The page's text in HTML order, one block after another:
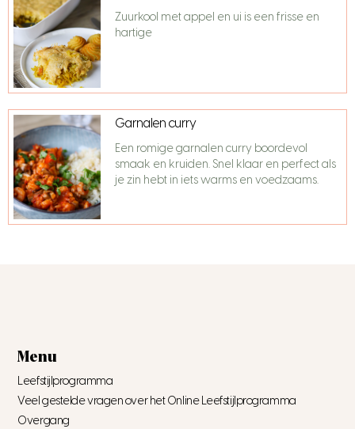
Zuurkool met appel en ui is een frisse en
hartige
Garnalen curry
Een romige garnalen curry boordevol
smaak en kruiden. Snel klaar en perfect als
je zin hebt in iets warms en voedzaams.
Menu
Leefstijlprogramma
Veel gestelde vragen over het Online Leefstijlprogramma
Overgang